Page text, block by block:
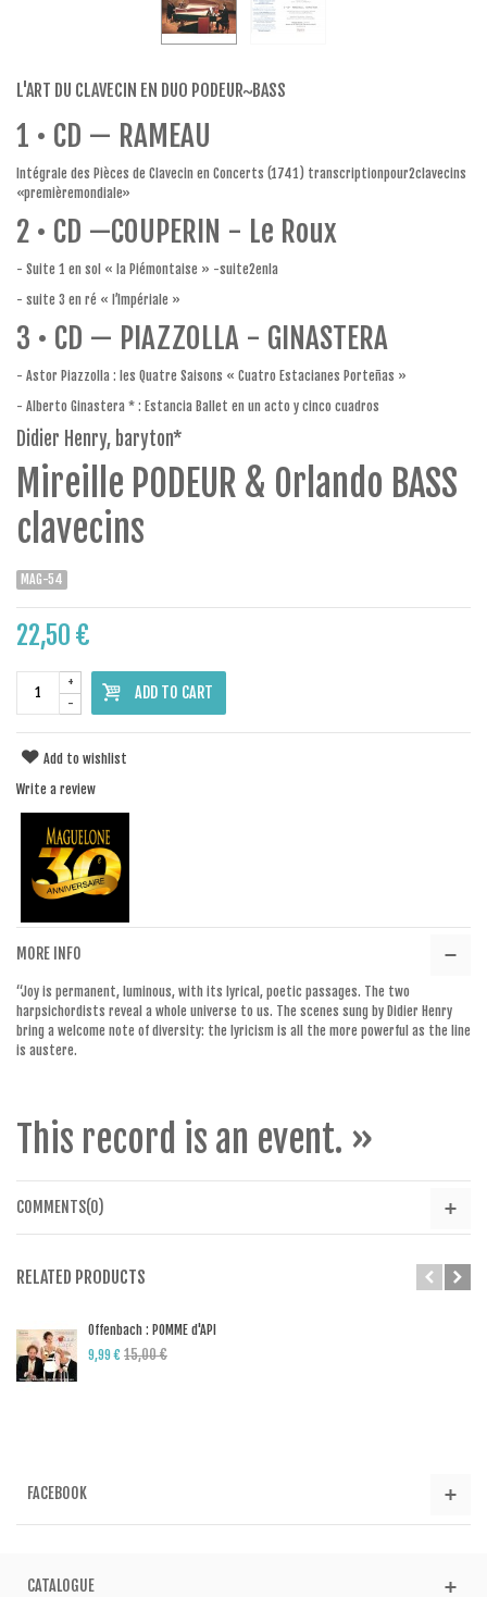
L'ART DU CLAVECIN EN DUO PODEUR~BASS
1 • CD — RAMEAU
Intégrale des Pièces de Clavecin en Concerts (1741) transcriptionpour2clavecins
«premièremondiale»
2 • CD —COUPERIN - Le Roux
- Suite 1 en sol « la Piémontaise » -suite2enla
- suite 3 en ré « l’Impériale »
3 • CD — PIAZZOLLA - GINASTERA
- Astor Piazzolla : les Quatre Saisons « Cuatro Estacianes Porteñas »
- Alberto Ginastera * : Estancia Ballet en un acto y cinco cuadros
Didier Henry, baryton*
Mireille PODEUR & Orlando BASS
clavecins
MAG-54
22,50 €
-
+
ADD TO CART
Add to wishlist
Write a review
MORE INFO
“Joy is permanent, luminous, with its lyrical, poetic passages. The two
harpsichordists reveal a whole universe to us. The scenes sung by Didier Henry
bring a welcome note of diversity: the lyricism is all the more powerful as the line
is austere.
This record is an event. »
COMMENTS(0)
RELATED PRODUCTS
Offenbach : POMME d'API
9,99 € 15,00 €
FACEBOOK
CATALOGUE